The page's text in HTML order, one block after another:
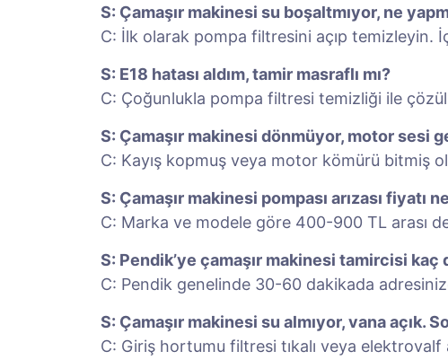
S: Çamaşır makinesi su boşaltmıyor, ne
C: İlk olarak pompa filtresini açıp temizleyin.
S: E18 hatası aldım, tamir masraflı mı?
C: Çoğunlukla pompa filtresi temizliği ile
S: Çamaşır makinesi dönmüyor, motor sesi
C: Kayış kopmuş veya motor kömürü bitmiş
S: Çamaşır makinesi pompası arızası fiyatı
C: Marka ve modele göre 400-900 TL arası
S: Pendik’ye çamaşır makinesi tamircisi kaç
C: Pendik genelinde 30-60 dakikada
S: Çamaşır makinesi su almıyor, vana açık.
C: Giriş hortumu filtresi tıkalı veya